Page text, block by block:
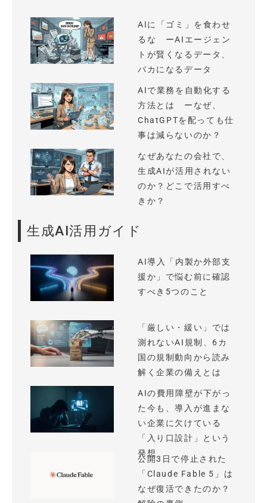
AIに「ゴミ」を食わせ
るな ーAIエージェン
トが賢くなるデータ、
バカになるデータ
AIで業務を自動化する
方法とは ーなぜ、
ChatGPTを配っても仕
事は減らないのか？
なぜあなたの会社で、
生成AIが活用されない
のか？どこで活用すべ
きか？
生成AI活用ガイド
AI導入「内製か外部支
援か」で悩む前に確認
すべき5つのこと
「厳しい・緩い」では
測れないAI規制、6カ
国の規制動向から読み
解く企業の備えとは
AIの費用障壁が下がっ
た今も、導入が進まな
い企業に欠けている
「入り口設計」という
発想
公開3日で停止された
「Claude Fable 5」は
なぜ復活できたのか？